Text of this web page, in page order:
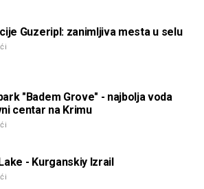
Guzeripl: zanimljiva mesta u selu
"Badem Grove" - najbolja voda
centar na Krimu
- Kurganskiy Izrail